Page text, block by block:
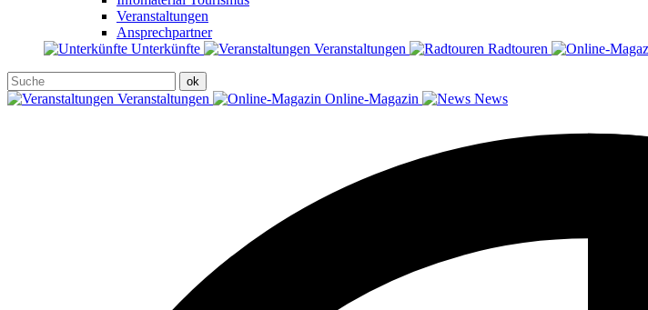
Veranstaltungen
Ansprechpartner
Unterkünfte
Veranstaltungen Radtouren
Veranstaltungen Online-Magazin News